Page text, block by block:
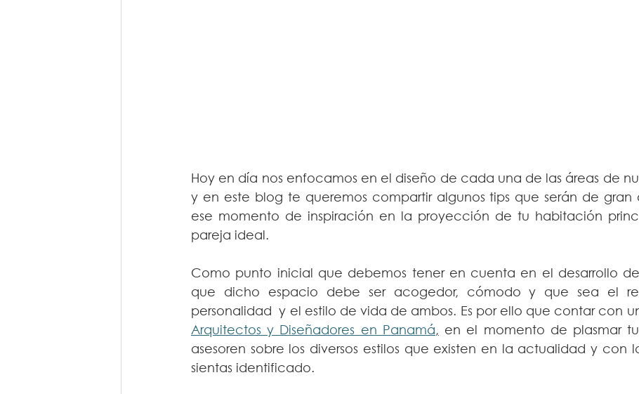
Hoy en día nos enfocamos en el diseño de cada una de las áreas de
y en este blog te queremos compartir algunos tips que serán de gran
ese momento de inspiración en la proyección de tu habitación
pareja ideal.
Como punto inicial que debemos tener en cuenta en el desarrollo
que dicho espacio debe ser acogedor, cómodo y que sea el
Arquitectos y Diseñadores en Panamá, en el momento de plasmar
asesoren sobre los diversos estilos que existen en la actualidad y con
sientas identificado.